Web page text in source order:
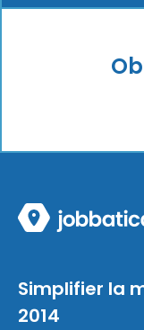
Simplifier la
2014